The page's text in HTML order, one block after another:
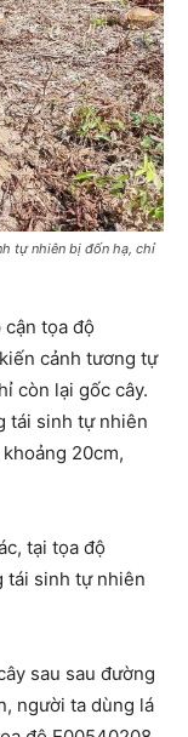
tự nhiên bị đốn hạ, chỉ
tọa độ
cảnh tương tự
còn lại gốc cây.
tái sinh tự nhiên
20cm,
tại tọa độ
tái sinh tự nhiên
sau sau đường
người ta dùng lá